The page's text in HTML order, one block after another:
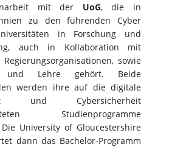
mit der UoG, die in
zu den führenden Cyber
in Forschung und
auch in Kollaboration mit
sowie
und Lehre gehört. Beide
werden ihre auf die digitale
und Cybersicherheit
Studienprogramme
University of Gloucestershire
dann das Bachelor-Programm